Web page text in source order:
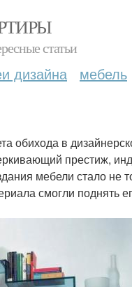
статьи
дизайна мебель
обихода в
престиж,
мебели стало не
смогли поднять